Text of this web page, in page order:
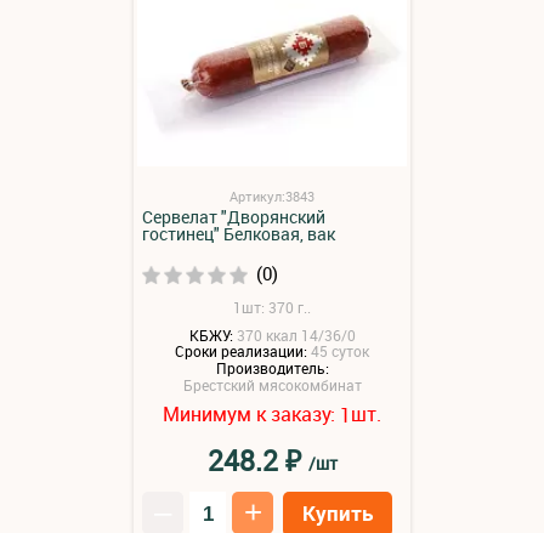
Артикул:3843
Сервелат "Дворянский
гостинец" Белковая, вак
(0)
1шт: 370 г..
КБЖУ: 370 ккал 14/36/0
Сроки реализации:45 суток
Производитель:
Брестский мясокомбинат
Минимум к заказу: 1шт.
248.2₽ /шт
+ Купить